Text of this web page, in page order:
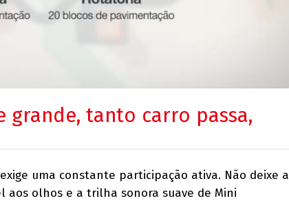
grande, tanto carro passa,
uma constante participação ativa. Não deixe a
aos olhos e a trilha sonora suave de Mini